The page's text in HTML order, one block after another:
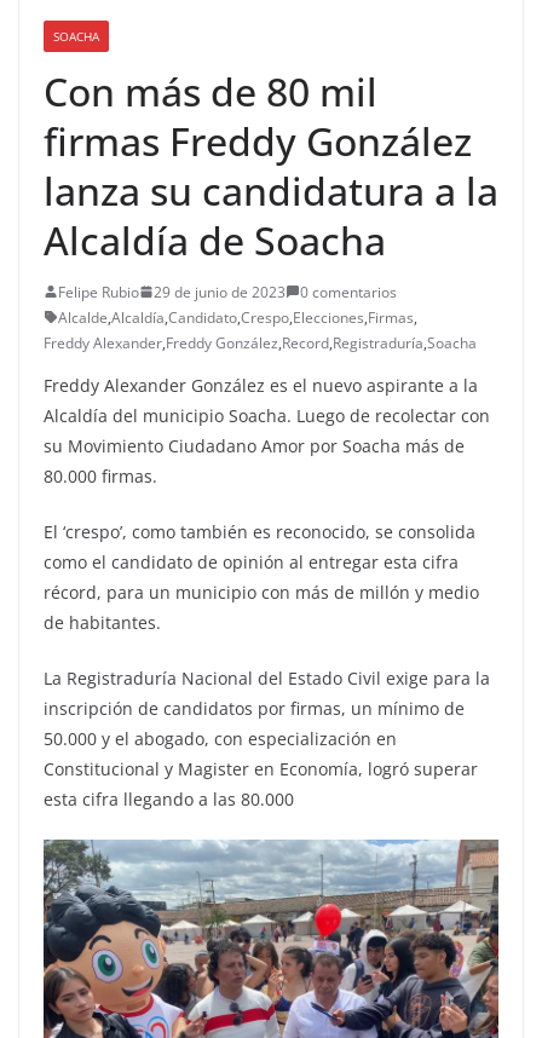
SOACHA
Con más de 80 mil
firmas Freddy González
lanza su candidatura a la
Alcaldía de Soacha
Felipe Rubio 29 de junio de 2023
0 comentarios
Alcalde,Alcaldía,Candidato,Crespo,Elecciones,Firmas,
Freddy Alexander,Freddy González,Record,Registraduría,Soacha
Freddy Alexander González es el nuevo aspirante a la
Alcaldía del municipio Soacha. Luego de recolectar con
su Movimiento Ciudadano Amor por Soacha más de
80.000 firmas.
El ‘crespo’, como también es reconocido, se consolida
como el candidato de opinión al entregar esta cifra
récord, para un municipio con más de millón y medio
de habitantes.
La Registraduría Nacional del Estado Civil exige para la
inscripción de candidatos por firmas, un mínimo de
50.000 y el abogado, con especialización en
Constitucional y Magister en Economía, logró superar
esta cifra llegando a las 80.000